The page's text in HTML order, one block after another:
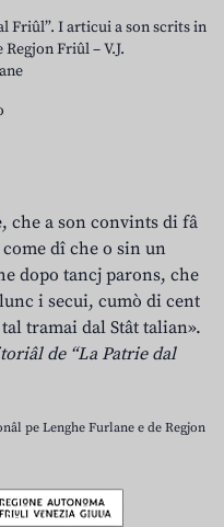
Friûl”. I articui a son scrits in
Friûl – V.J.
che a son convints di fâ
dî che o sin un
dopo tancj parons, che
i secui, cumò di cent
tramai dal Stât talian».
de “La Patrie dal
pe Lenghe Furlane e de Regjon